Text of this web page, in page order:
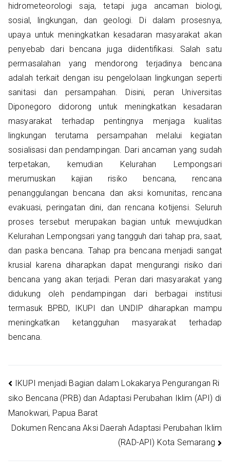
hidrometeorologi saja, tetapi juga ancaman biologi,
sosial, lingkungan, dan geologi. Di dalam prosesnya,
upaya untuk meningkatkan kesadaran masyarakat akan
penyebab dari bencana juga diidentifikasi. Salah satu
permasalahan yang mendorong terjadinya bencana
adalah terkait dengan isu pengelolaan lingkungan seperti
sanitasi dan persampahan. Disini, peran Universitas
Diponegoro didorong untuk meningkatkan kesadaran
masyarakat terhadap pentingnya menjaga kualitas
lingkungan terutama persampahan melalui kegiatan
sosialisasi dan pendampingan. Dari ancaman yang sudah
terpetakan, kemudian Kelurahan Lempongsari
merumuskan kajian risiko bencana, rencana
penanggulangan bencana dan aksi komunitas, rencana
evakuasi, peringatan dini, dan rencana kotijensi. Seluruh
proses tersebut merupakan bagian untuk mewujudkan
Kelurahan Lempongsari yang tangguh dari tahap pra, saat,
dan paska bencana. Tahap pra bencana menjadi sangat
krusial karena diharapkan dapat mengurangi risiko dari
bencana yang akan terjadi. Peran dari masyarakat yang
didukung oleh pendampingan dari berbagai institusi
termasuk BPBD, IKUPI dan UNDIP diharapkan mampu
meningkatkan ketangguhan masyarakat terhadap
bencana.
Navigasi
pos
IKUPI menjadi Bagian dalam Lokakarya Pengurangan Ri
siko Bencana (PRB) dan Adaptasi Perubahan Iklim (API) di
Manokwari, Papua Barat
Dokumen Rencana Aksi Daerah Adaptasi Perubahan Iklim
(RAD-API) Kota Semarang